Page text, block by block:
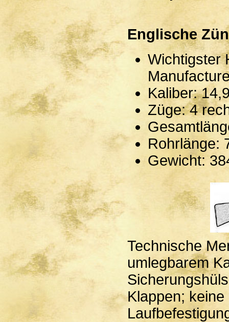
Englische
Wichtigster
Kaliber:
Züge: 4
Rohrlänge:
Gewicht:
Technische
umlegbarem
Klappen;